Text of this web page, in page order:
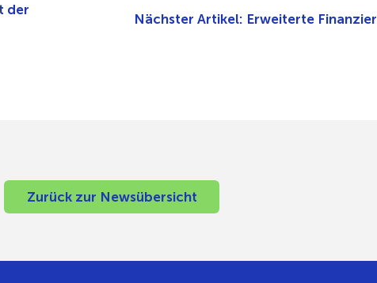
der
Nächster Artikel: Erweiterte
Zurück zur Newsübersicht